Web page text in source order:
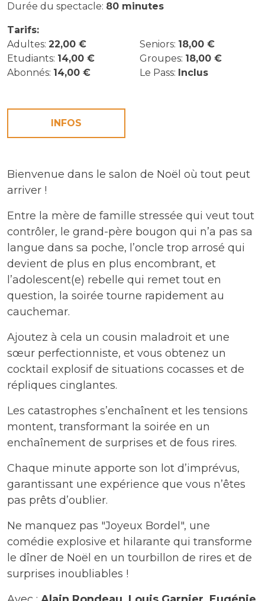
Durée du spectacle: 80 minutes
Tarifs:
Adultes: 22,00 € Seniors: 18,00 €
Etudiants: 14,00 € Groupes: 18,00 €
Abonnés: 14,00 € Le Pass: Inclus
INFOS
Bienvenue dans le salon de Noël où tout peut
arriver !
Entre la mère de famille stressée qui veut tout
contrôler, le grand-père bougon qui n’a pas sa
langue dans sa poche, l’oncle trop arrosé qui
devient de plus en plus encombrant, et
l’adolescent(e) rebelle qui remet tout en
question, la soirée tourne rapidement au
cauchemar.
Ajoutez à cela un cousin maladroit et une
sœur perfectionniste, et vous obtenez un
cocktail explosif de situations cocasses et de
répliques cinglantes.
Les catastrophes s’enchaînent et les tensions
montent, transformant la soirée en un
enchaînement de surprises et de fous rires.
Chaque minute apporte son lot d’imprévus,
garantissant une expérience que vous n’êtes
pas prêts d’oublier.
Ne manquez pas "Joyeux Bordel", une
comédie explosive et hilarante qui transforme
le dîner de Noël en un tourbillon de rires et de
surprises inoubliables !